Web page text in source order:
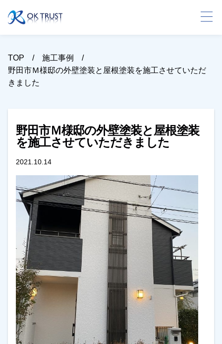
TOP
施工事例
野田市Ｍ様邸の外壁塗装と屋根塗装を施工させていただ
きました
野田市Ｍ様邸の外壁塗装と屋根塗装
を施工させていただきました
2021.10.14